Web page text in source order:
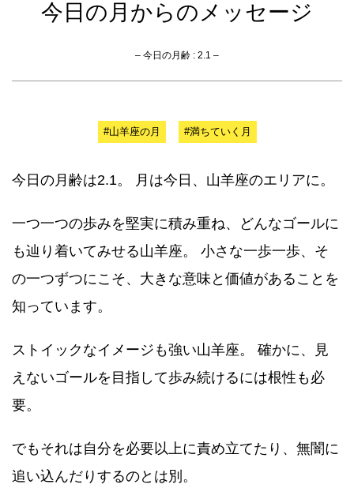
今日の月からのメッセージ
– 今日の月齢 : 2.1 –
#山羊座の月 #満ちていく月
今日の月齢は2.1。 月は今日、山羊座のエリアに。
一つ一つの歩みを堅実に積み重ね、どんなゴールに
も辿り着いてみせる山羊座。 小さな一歩一歩、そ
の一つずつにこそ、大きな意味と価値があることを
知っています。
ストイックなイメージも強い山羊座。 確かに、見
えないゴールを目指して歩み続けるには根性も必
要。
でもそれは自分を必要以上に責め立てたり、無闇に
追い込んだりするのとは別。